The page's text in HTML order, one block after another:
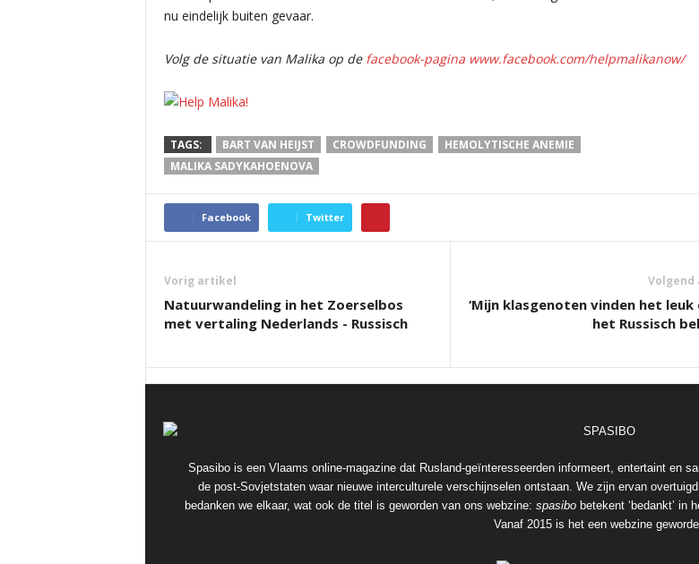
nu eindelijk buiten gevaar.
Volg de situatie van Malika op de facebook-pagina www.facebook.com/helpmalikanow/
TAGS: BART VAN HEIJST CROWDFUNDING
HEMOLYTISCHE ANEMIE
MALIKA SADYKAHOENOVA
Facebook Twitter
Vorig artikel
Natuurwandeling in het Zoerselbos
met vertaling Nederlands - Russisch
‘Mijn klasgenoten vinden het
het Russisch
Spasibo is een Vlaams online-magazine dat Rusland-geïnteresseerden informeert, entertaint en
de post-Sovjetstaten waar nieuwe interculturele verschijnselen ontstaan. We zijn ervan
bedanken we elkaar, wat ook de titel is geworden van ons webzine: spasibobetekent ‘bedankt’ in
Vanaf 2015 is het een webzine